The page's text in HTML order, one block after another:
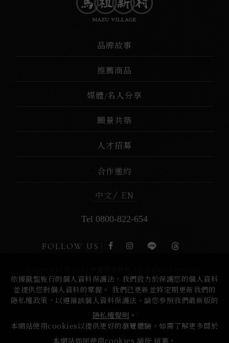
品牌故事
推薦商品
媒體/名人分享
願景共築
人才招募
合作邀約
中文 EN
Tel 0800-822-654
FOLLOW US
PAGE TOP
依據歐盟施行的個人資料保護法，我們致力於保護您的個人資料
並提供您對個人資料的掌握。 我們已更新並將定期更新我們的
隱私權政策，以遵循該個人資料保護法。請您參照我們最新版的
隱私權聲明 。
本網站使用cookies以提供更好的瀏覽體驗。如需了解更多關於
本網站如何使用cookies 請按 這裏 。